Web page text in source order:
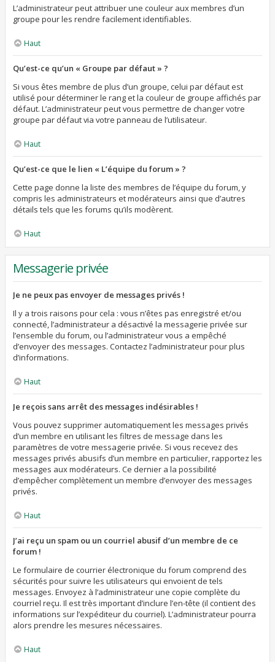
L’administrateur peut attribuer une couleur aux membres d’un
groupe pour les rendre facilement identifiables.
Haut
Qu’est-ce qu’un « Groupe par défaut » ?
Si vous êtes membre de plus d’un groupe, celui par défaut est
utilisé pour déterminer le rang et la couleur de groupe affichés par
défaut. L’administrateur peut vous permettre de changer votre
groupe par défaut via votre panneau de l’utilisateur.
Haut
Qu’est-ce que le lien « L’équipe du forum » ?
Cette page donne la liste des membres de l’équipe du forum, y
compris les administrateurs et modérateurs ainsi que d’autres
détails tels que les forums qu’ils modèrent.
Haut
Messagerie privée
Je ne peux pas envoyer de messages privés !
Il y a trois raisons pour cela : vous n’êtes pas enregistré et/ou
connecté, l’administrateur a désactivé la messagerie privée sur
l’ensemble du forum, ou l’administrateur vous a empêché
d’envoyer des messages. Contactez l’administrateur pour plus
d’informations.
Haut
Je reçois sans arrêt des messages indésirables !
Vous pouvez supprimer automatiquement les messages privés
d’un membre en utilisant les filtres de message dans les
paramètres de votre messagerie privée. Si vous recevez des
messages privés abusifs d’un membre en particulier, rapportez les
messages aux modérateurs. Ce dernier a la possibilité
d’empêcher complètement un membre d’envoyer des messages
privés.
Haut
J’ai reçu un spam ou un courriel abusif d’un membre de ce
forum !
Le formulaire de courrier électronique du forum comprend des
sécurités pour suivre les utilisateurs qui envoient de tels
messages. Envoyez à l’administrateur une copie complète du
courriel reçu. Il est très important d’inclure l’en-tête (il contient des
informations sur l’expéditeur du courriel). L’administrateur pourra
alors prendre les mesures nécessaires.
Haut